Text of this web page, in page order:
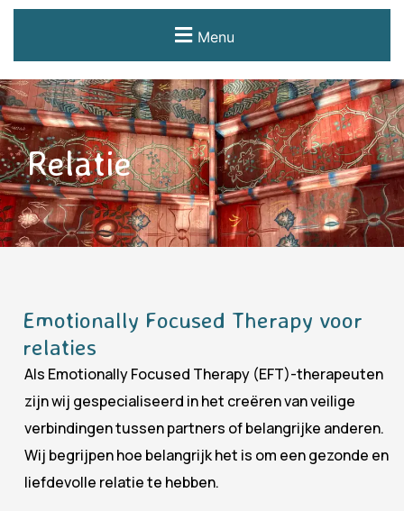
Menu
Relatie
Emotionally Focused Therapy voor
relaties
Als Emotionally Focused Therapy (EFT)-therapeuten
zijn wij gespecialiseerd in het creëren van veilige
verbindingen tussen partners of belangrijke anderen.
Wij begrijpen hoe belangrijk het is om een gezonde en
liefdevolle relatie te hebben.